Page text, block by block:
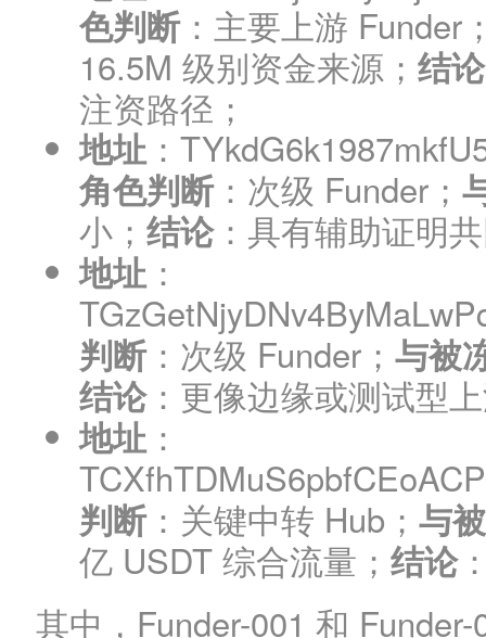
色判断：主要上游 Funder
16.5M 级别资金来源； 结论
注资路径；
地址 ：
角色判断：次级 Funder；
小； 结论：具有辅助证明
地址 ：
判断：次级 Funder； 与被
结论：更像边缘或测试型
地址 ：
判断：关键中转 Hub； 与
亿 USDT 综合流量； 结论
其中，Funder-001 和